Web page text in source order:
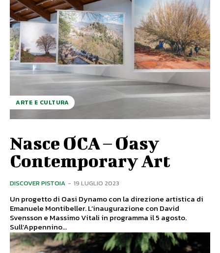
ARTE E CULTURA
Nasce OCA – Oasy
Contemporary Art
DISCOVER PISTOIA - 19 LUGLIO 2023
Un progetto di Oasi Dynamo con la direzione artistica di
Emanuele Montibeller. L’inaugurazione con David
Svensson e Massimo Vitali in programma il 5 agosto.
Sull’Appennino...